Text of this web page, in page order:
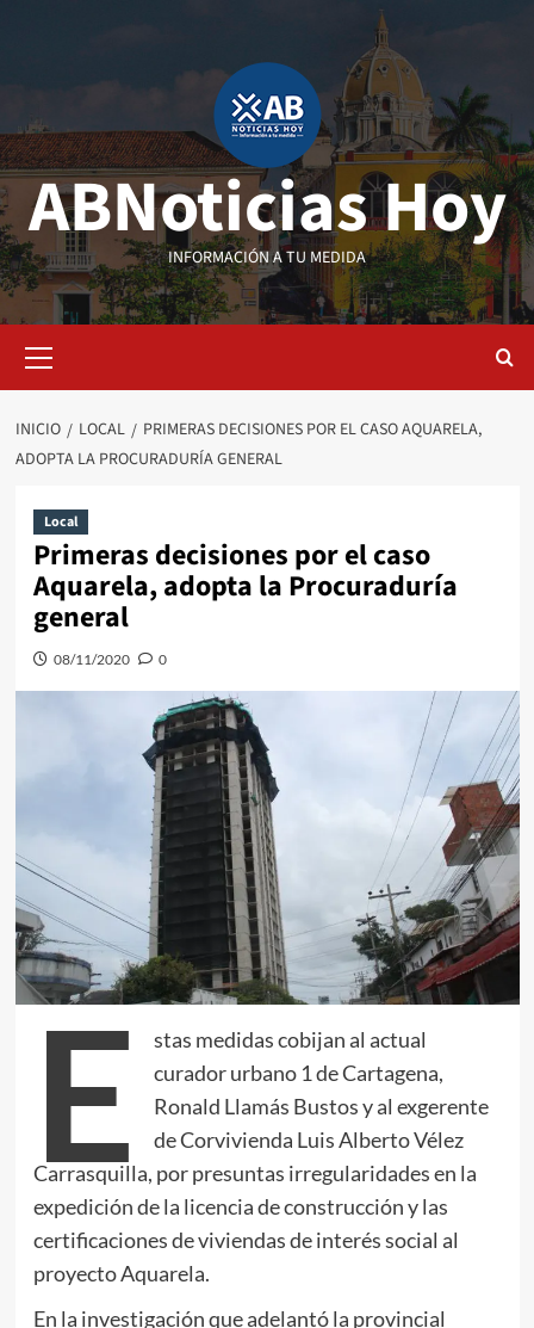
ABNoticias Hoy
INFORMACIÓN A TU MEDIDA
primario
INICIO LOCAL
PRIMERAS DECISIONES POR EL CASO AQUARELA,
ADOPTA LA PROCURADURÍA GENERAL
Local
Primeras decisiones por el caso
Aquarela, adopta la Procuraduría
general
08/11/2020 0
E
stas medidas cobijan al actual
curador urbano 1 de Cartagena,
Ronald Llamás Bustos y al exgerente
de Corvivienda Luis Alberto Vélez
Carrasquilla, por presuntas irregularidades en la
expedición de la licencia de construcción y las
certificaciones de viviendas de interés social al
proyecto Aquarela.
En la investigación que adelantó la provincial